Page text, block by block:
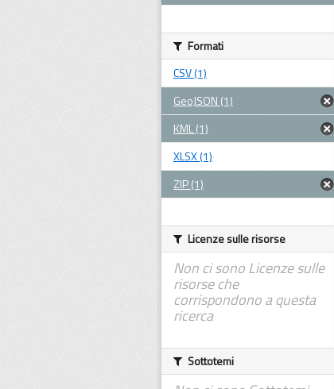
Formati
CSV (1)
GeoJSON (1)
KML (1)
XLSX (1)
ZIP (1)
Licenze sulle risorse
Non ci sono Licenze sulle
risorse che
corrispondono a questa
ricerca
Sottotemi